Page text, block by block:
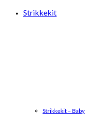
Strikkekit
Strikkekit – Baby